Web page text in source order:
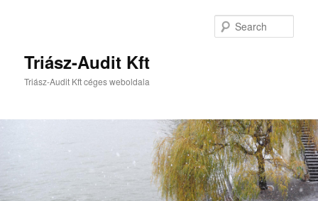
Triász-Audit Kft
Triász-Audit Kft céges weboldala